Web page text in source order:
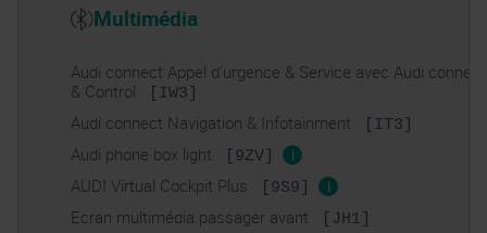
Multimédia
Audi connect Appel d’urgence & Service avec Audi
& Control
[IW3]
Audi connect Navigation & Infotainment [IT3]
Audi phone box light [9ZV] i
AUDI Virtual Cockpit Plus [9S9] i
Ecran multimédia passager avant [JH1]